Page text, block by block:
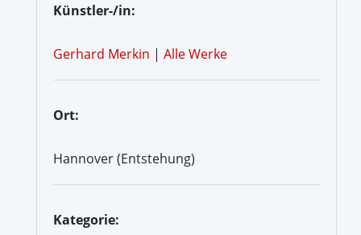
Künstler-/in:
Gerhard Merkin | Alle Werke
Ort:
Hannover (Entstehung)
Kategorie: